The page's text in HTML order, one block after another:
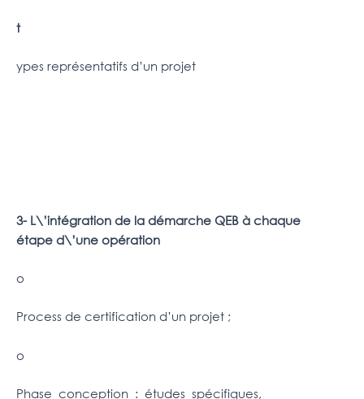
t
ypes représentatifs d’un projet
3- L\’intégration de la démarche QEB à chaque
étape d\’une opération
o
Process de certification d’un projet ;
o
Phase conception : études spécifiques,